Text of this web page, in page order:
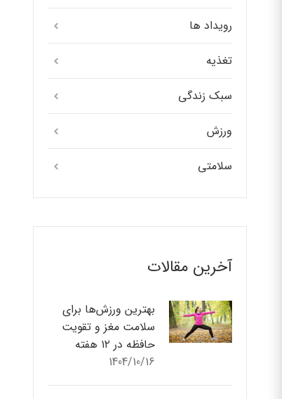
رویداد ها
تغذیه
سبک زندگی
ورزش
سلامتی
آخرین مقالات
بهترین ورزش‌ها برای
سلامت مغز و تقویت
حافظه در ۱۲ هفته
1404/10/16